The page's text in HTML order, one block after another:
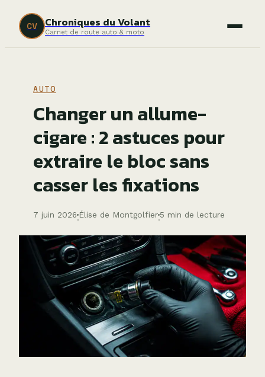
CV Chroniques du Volant
Carnet de route auto & moto
AUTO
Changer un allume-
cigare : 2 astuces pour
extraire le bloc sans
casser les fixations
7 juin 2026
·
Élise de Montgolfier
·
5 min de lecture